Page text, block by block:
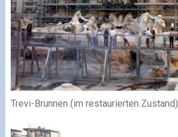
Trevi-Brunnen (im restaurierten Zustand)